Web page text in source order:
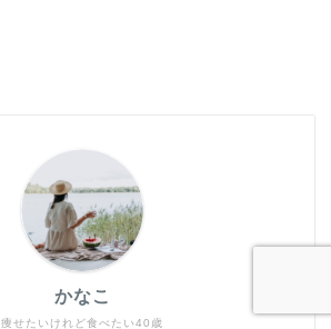
痩せたいけれど食べたい40歳
かなこ